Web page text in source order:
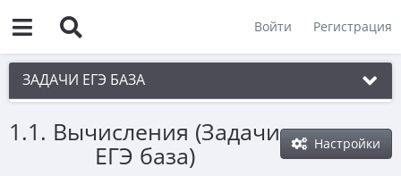
Войти Регистрация
ЗАДАЧИ ЕГЭ БАЗА
1. Простые текстовые задачи
1.1. Вычисления
Настройки
1.1. Вычисления (Задачи
ЕГЭ база)